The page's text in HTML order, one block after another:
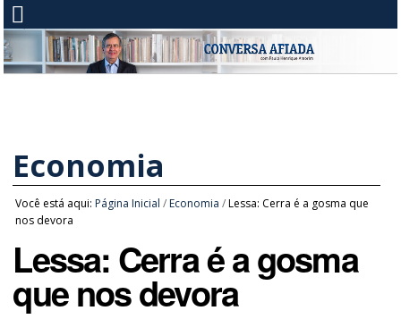
Economia
Você está aqui: Página Inicial / Economia /Lessa: Cerra é a gosma que
nos devora
Lessa: Cerra é a gosma
que nos devora